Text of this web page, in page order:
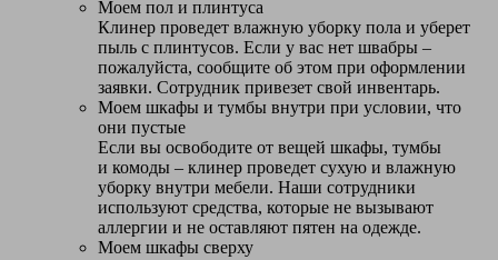
Моем пол и плинтуса
Клинер проведет влажную уборку пола и уберет
пыль с плинтусов. Если у вас нет швабры –
пожалуйста, сообщите об этом при оформлении
заявки. Сотрудник привезет свой инвентарь.
Моем шкафы и тумбы внутри при условии, что
они пустые
Если вы освободите от вещей шкафы, тумбы
и комоды – клинер проведет сухую и влажную
уборку внутри мебели. Наши сотрудники
используют средства, которые не вызывают
аллергии и не оставляют пятен на одежде.
Моем шкафы сверху